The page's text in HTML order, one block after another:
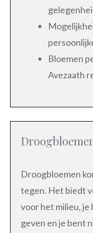
Bloemen
Avezaath
Droogbloemen
tegen. Het biedt
voor het milieu,
geven en je bent